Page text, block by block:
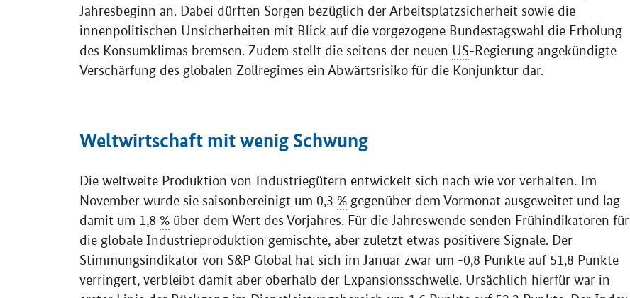
Jahresbeginn an. Dabei dürften Sorgen bezüglich der Arbeitsplatzsicherheit sowie die
innenpolitischen Unsicherheiten mit Blick auf die vorgezogene Bundestagswahl die Erholung
des Konsumklimas bremsen. Zudem stellt die seitens der neuen US-Regierung angekündigte
Verschärfung des globalen Zollregimes ein Abwärtsrisiko für die Konjunktur dar.
Weltwirtschaft mit wenig Schwung
Die weltweite Produktion von Industriegütern entwickelt sich nach wie vor verhalten. Im
November wurde sie saisonbereinigt um 0,3 % gegenüber dem Vormonat ausgeweitet und lag
damit um 1,8 % über dem Wert des Vorjahres. Für die Jahreswende senden Frühindikatoren für
die globale Industrieproduktion gemischte, aber zuletzt etwas positivere Signale. Der
Stimmungsindikator von S&P Global hat sich im Januar zwar um -0,8 Punkte auf 51,8 Punkte
verringert, verbleibt damit aber oberhalb der Expansionsschwelle. Ursächlich hierfür war in